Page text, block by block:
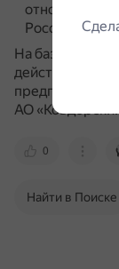
России и
На базе
действуют
предприятия,
АО
0
Найти в Поиске